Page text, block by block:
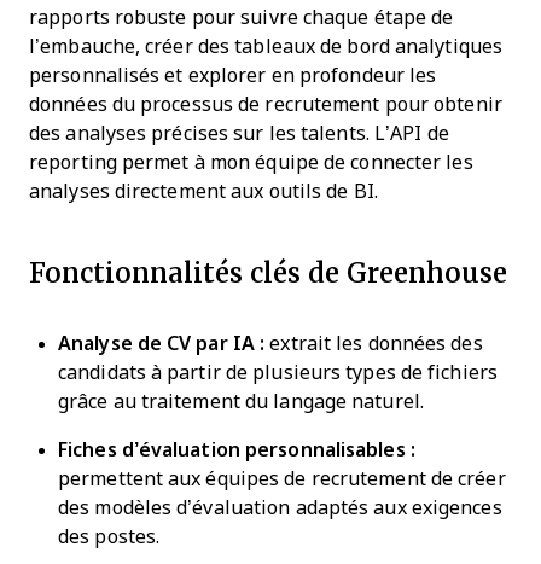
rapports robuste pour suivre chaque étape de
l’embauche, créer des tableaux de bord analytiques
personnalisés et explorer en profondeur les
données du processus de recrutement pour obtenir
des analyses précises sur les talents. L’API de
reporting permet à mon équipe de connecter les
analyses directement aux outils de BI.
Fonctionnalités clés de Greenhouse
Analyse de CV par IA : extrait les données des
candidats à partir de plusieurs types de fichiers
grâce au traitement du langage naturel.
Fiches d’évaluation personnalisables :
permettent aux équipes de recrutement de créer
des modèles d’évaluation adaptés aux exigences
des postes.